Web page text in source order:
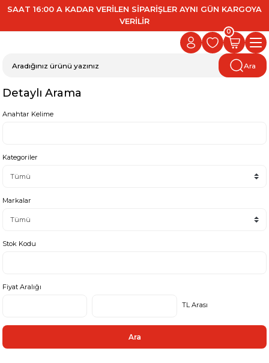
SAAT 16:00 A KADAR VERİLEN SİPARİŞLER AYNI GÜN KARGOYA
VERİLİR
Ara
0
Detaylı Arama
Anahtar Kelime
Kategoriler
Markalar
Stok Kodu
Fiyat Aralığı
TL Arası
Ara